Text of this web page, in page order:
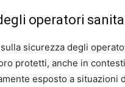
operatori
sicurezza degli
protetti, anche in
esposto a situazioni